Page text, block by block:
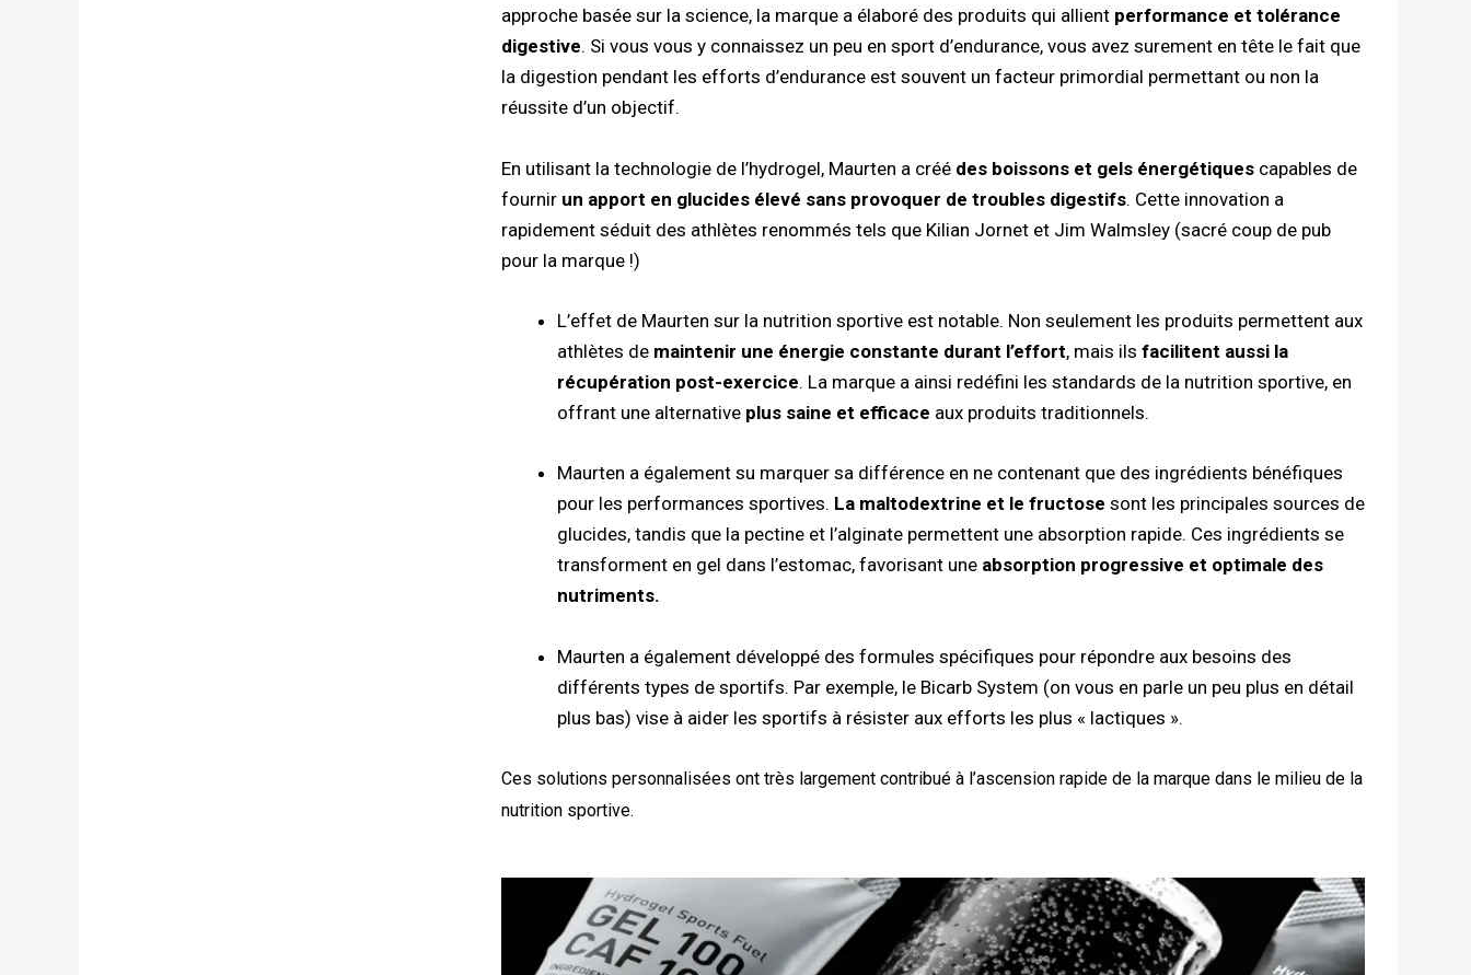
approche basée sur la science, la marque a élaboré des produits qui allientperformance et tolérance
digestive. Si vous vous y connaissez un peu en sport d’endurance, vous avez surement en tête le fait que
la digestion pendant les efforts d’endurance est souvent un facteur primordial permettant ou non la
réussite d’un objectif.
En utilisant la technologie de l’hydrogel, Maurten a créé des boissons et gels énergétiquescapables de
fournir un apport en glucides élevé sans provoquer de troubles digestifs. Cette innovation a
rapidement séduit des athlètes renommés tels que Kilian Jornet et Jim Walmsley (sacré coup de pub
pour la marque !)
L’effet de Maurten sur la nutrition sportive est notable. Non seulement les produits permettent aux
athlètes de maintenir une énergie constante durant l’effort, mais ils facilitent aussi la
récupération post-exercice. La marque a ainsi redéfini les standards de la nutrition sportive, en
offrant une alternative plus saine et efficace aux produits traditionnels.
Maurten a également su marquer sa différence en ne contenant que des ingrédients bénéfiques
pour les performances sportives. La maltodextrine et le fructose sont les principales sources de
glucides, tandis que la pectine et l’alginate permettent une absorption rapide. Ces ingrédients se
transforment en gel dans l’estomac, favorisant une absorption progressive et optimale des
nutriments.
Maurten a également développé des formules spécifiques pour répondre aux besoins des
différents types de sportifs. Par exemple, le Bicarb System (on vous en parle un peu plus en détail
plus bas) vise à aider les sportifs à résister aux efforts les plus « lactiques ».
Ces solutions personnalisées ont très largement contribué à l’ascension rapide de la marque dans le milieu de la
nutrition sportive.